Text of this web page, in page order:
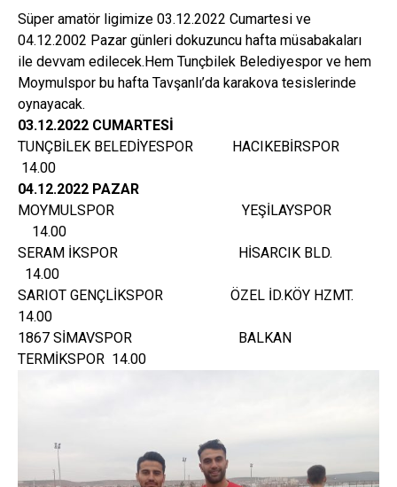
Süper amatör ligimize 03.12.2022 Cumartesi ve
04.12.2002 Pazar günleri dokuzuncu hafta müsabakaları
ile devvam edilecek.Hem Tunçbilek Belediyespor ve hem
Moymulspor bu hafta Tavşanlı’da karakova tesislerinde
oynayacak.
03.12.2022 CUMARTESİ
TUNÇBİLEK BELEDİYESPOR HACIKEBİRSPOR
14.00
04.12.2022 PAZAR
MOYMULSPOR YEŞİLAYSPOR
14.00
SERAM İKSPOR HİSARCIK BLD.
14.00
SARIOT GENÇLİKSPOR ÖZEL İD.KÖY HZMT.
14.00
1867 SİMAVSPOR BALKAN
TERMİKSPOR 14.00